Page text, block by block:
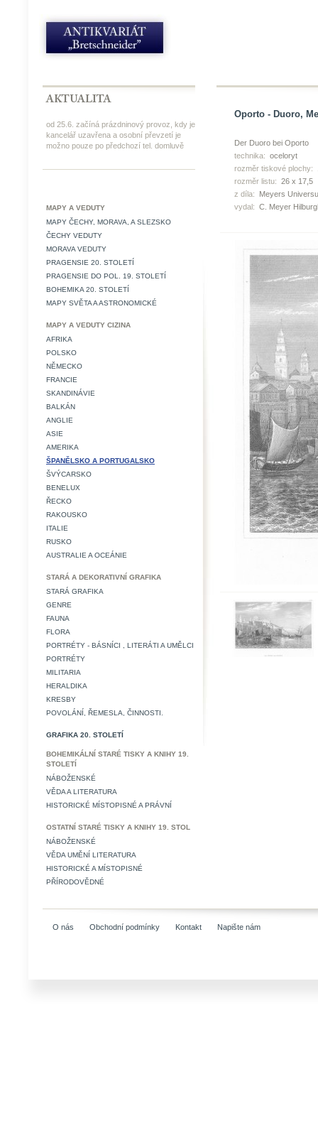
od 25.6. začíná prázdninový provoz, kdy je
kancelář uzavřena a osobní převzetí je
možno pouze po předchozí tel. domluvě
MAPY A VEDUTY
MAPY ČECHY, MORAVA, A SLEZSKO
ČECHY VEDUTY
MORAVA VEDUTY
PRAGENSIE 20. STOLETÍ
PRAGENSIE DO POL. 19. STOLETÍ
BOHEMIKA 20. STOLETÍ
MAPY SVĚTA A ASTRONOMICKÉ
MAPY A VEDUTY CIZINA
AFRIKA
POLSKO
NĚMECKO
FRANCIE
SKANDINÁVIE
BALKÁN
ANGLIE
ASIE
AMERIKA
ŠPANĚLSKO A PORTUGALSKO
ŠVÝCARSKO
BENELUX
ŘECKO
RAKOUSKO
ITALIE
RUSKO
AUSTRALIE A OCEÁNIE
STARÁ A DEKORATIVNÍ GRAFIKA
STARÁ GRAFIKA
GENRE
FAUNA
FLORA
PORTRÉTY - BÁSNÍCI , LITERÁTI A UMĚLCI
PORTRÉTY
MILITARIA
HERALDIKA
KRESBY
POVOLÁNÍ, ŘEMESLA, ČINNOSTI.
GRAFIKA 20. STOLETÍ
BOHEMIKÁLNÍ STARÉ TISKY A KNIHY 19.
STOLETÍ
NÁBOŽENSKÉ
VĚDA A LITERATURA
HISTORICKÉ MÍSTOPISNÉ A PRÁVNÍ
OSTATNÍ STARÉ TISKY A KNIHY 19. STOL
NÁBOŽENSKÉ
VĚDA UMĚNÍ LITERATURA
HISTORICKÉ A MÍSTOPISNÉ
PŘÍRODOVĚDNÉ
Oporto - Duoro,
Der Duoro bei Oporto
technika: oceloryt
rozměr tiskové plochy:
rozměr listu: 26 x 17,5
z díla:
Meyers
vydal: C. Meyer
O nás Obchodní podmínky Kontakt Napište nám